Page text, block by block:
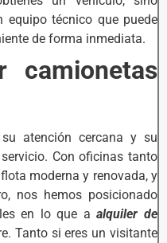
equipo técnico que puede
de forma inmediata.
camionetas
atención cercana y su
Con oficinas tanto
moderna y renovada, y
nos hemos posicionado
en lo que aalquiler de
Tanto si eres un visitante